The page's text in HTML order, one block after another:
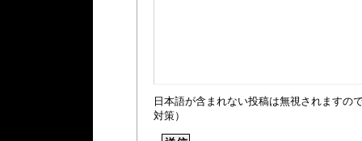
日本語が含まれない投稿は無視されますの
対策）